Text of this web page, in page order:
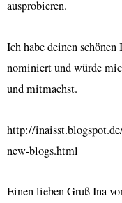
ausprobieren.
Ich habe deinen
nominiert und würde
und mitmachst.
http://
new-blogs.html
Einen lieben Gruß Ina